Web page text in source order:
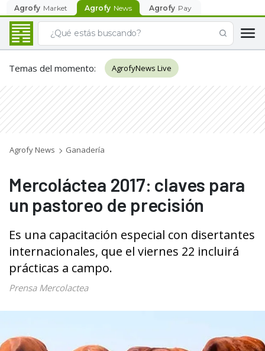
Agrofy Market Agrofy News Agrofy Pay
Temas del momento: AgrofyNews Live
Agrofy News Ganadería
Mercoláctea 2017: claves para
un pastoreo de precisión
Es una capacitación especial con disertantes
internacionales, que el viernes 22 incluirá
prácticas a campo.
Prensa Mercolactea